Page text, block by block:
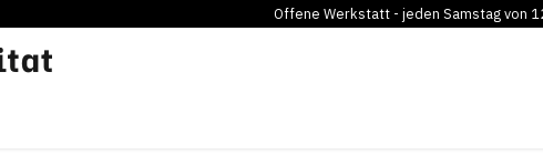
Offene Werkstatt - jeden Samstag von